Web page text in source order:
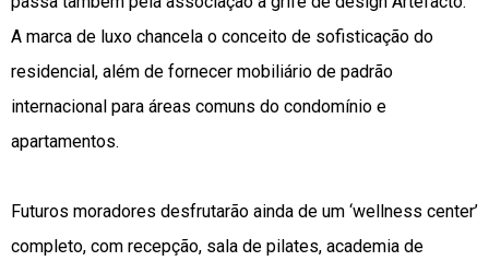
A marca de luxo chancela o conceito de sofisticação do
residencial, além de fornecer mobiliário de padrão
internacional para áreas comuns do condomínio e
apartamentos.
Futuros moradores desfrutarão ainda de um ‘wellness center’
completo, com recepção, sala de pilates, academia de